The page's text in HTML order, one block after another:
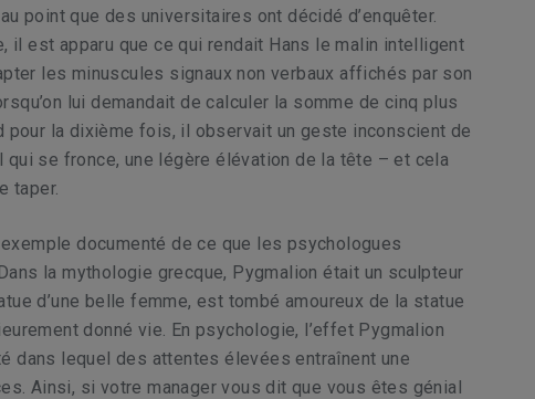
point que des universitaires ont décidé d’enquêter.
il est apparu que ce qui rendait Hans le malin intelligent
les minuscules signaux non verbaux affichés par son
lui demandait de calculer la somme de cinq plus
pour la dixième fois, il observait un geste inconscient de
qui se fronce, une légère élévation de la tête – et cela
taper.
documenté de ce que les psychologues
la mythologie grecque, Pygmalion était un sculpteur
d’une belle femme, est tombé amoureux de la statue
donné vie. En psychologie, l’effet Pygmalion
dans lequel des attentes élevées entraînent une
Ainsi, si votre manager vous dit que vous êtes génial